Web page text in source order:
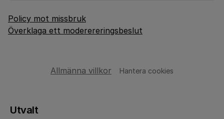
Policy mot missbruk
Överklaga ett moderereringsbeslut
Allmänna villkor Hantera cookies
Utvalt